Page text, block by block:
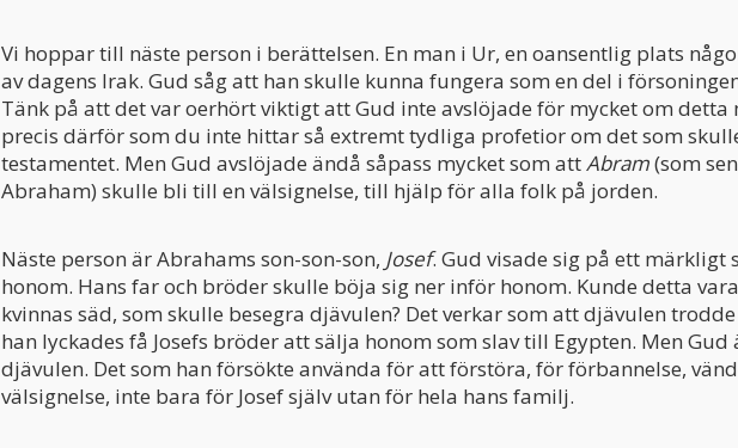
Vi hoppar till näste person i berättelsen. En man i Ur, en oansentlig plats
av dagens Irak. Gud såg att han skulle kunna fungera som en del i
Tänk på att det var oerhört viktigt att Gud inte avslöjade för mycket om detta
precis därför som du inte hittar så extremt tydliga profetior om det som
testamentet. Men Gud avslöjade ändå såpass mycket som attAbram(som
Abraham) skulle bli till en välsignelse, till hjälp för alla folk på jorden.
Näste person är Abrahams son-son-son, Josef. Gud visade sig på ett
honom. Hans far och bröder skulle böja sig ner inför honom. Kunde detta
kvinnas säd, som skulle besegra djävulen? Det verkar som att djävulen
han lyckades få Josefs bröder att sälja honom som slav till Egypten. Men Gud
djävulen. Det som han försökte använda för att förstöra, för förbannelse,
välsignelse, inte bara för Josef själv utan för hela hans familj.